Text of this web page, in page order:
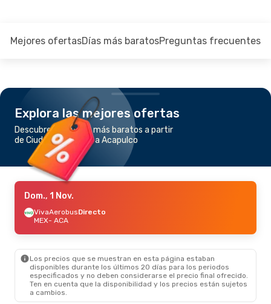
Mejores ofertasDías más baratosPreguntas frecuentes
Explora las mejores ofertas
Descubre los vuelos más baratos a partir
de Ciudad de México a Acapulco
Dom., 1 Nov.
VivaAerobusDirecto
MEX- ACA
Los precios que se muestran en esta página estaban
disponibles durante los últimos 20 días para los periodos
especificados y no deben considerarse el precio final ofrecido.
Ten en cuenta que la disponibilidad y los precios están sujetos
a cambios.